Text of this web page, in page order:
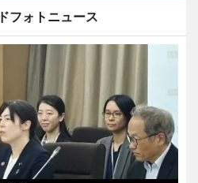
フォトニュース